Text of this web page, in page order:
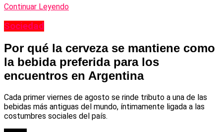
Continuar Leyendo
Sociedad
Por qué la cerveza se mantiene como
la bebida preferida para los
encuentros en Argentina
Cada primer viernes de agosto se rinde tributo a una de las
bebidas más antiguas del mundo, íntimamente ligada a las
costumbres sociales del país.